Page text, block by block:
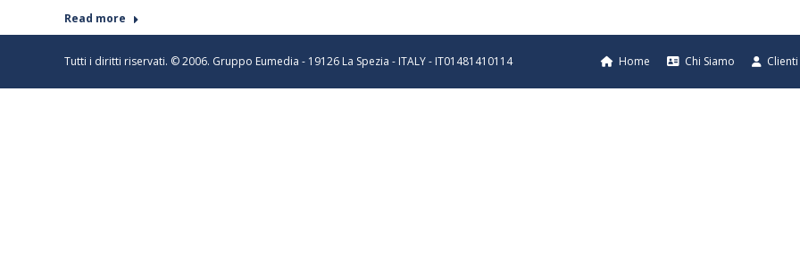
Read more
Tutti i diritti riservati. © 2006. Gruppo Eumedia - 19126 La Spezia - ITALY - IT01481410114 Home Chi Siamo Clienti